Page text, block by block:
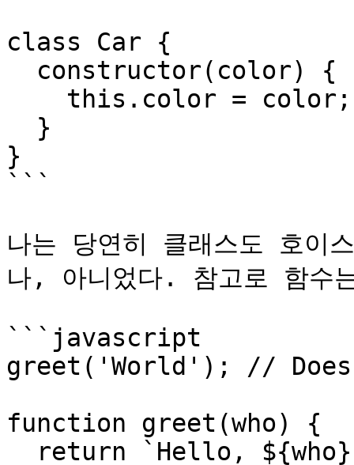
class Car {
}
```
나는 당연히 클래스도 호이
나, 아니었다. 참고로 함수
```javascript
greet('World'); //
function greet(who) {